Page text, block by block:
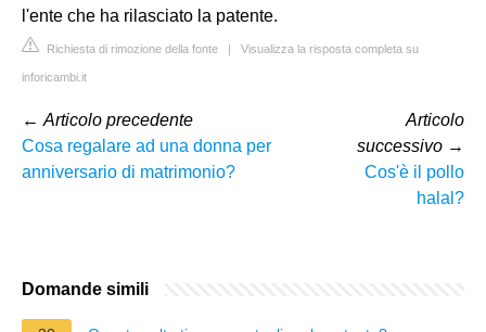
l'ente che ha rilasciato la patente.
Richiesta di rimozione della fonte | Visualizza la risposta completa su
inforicambi.it
← Articolo precedente
Cosa regalare ad una donna per
anniversario di matrimonio?
Articolo
successivo →
Cos'è il pollo
halal?
Domande simili